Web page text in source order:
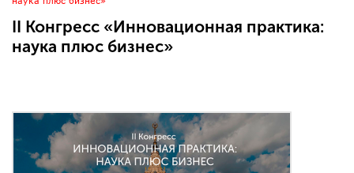
II Конгресс «Инновационная практика:
наука плюс бизнес»